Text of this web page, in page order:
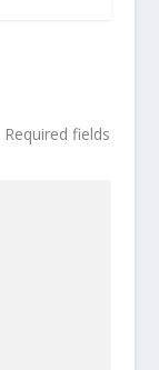
Required fields